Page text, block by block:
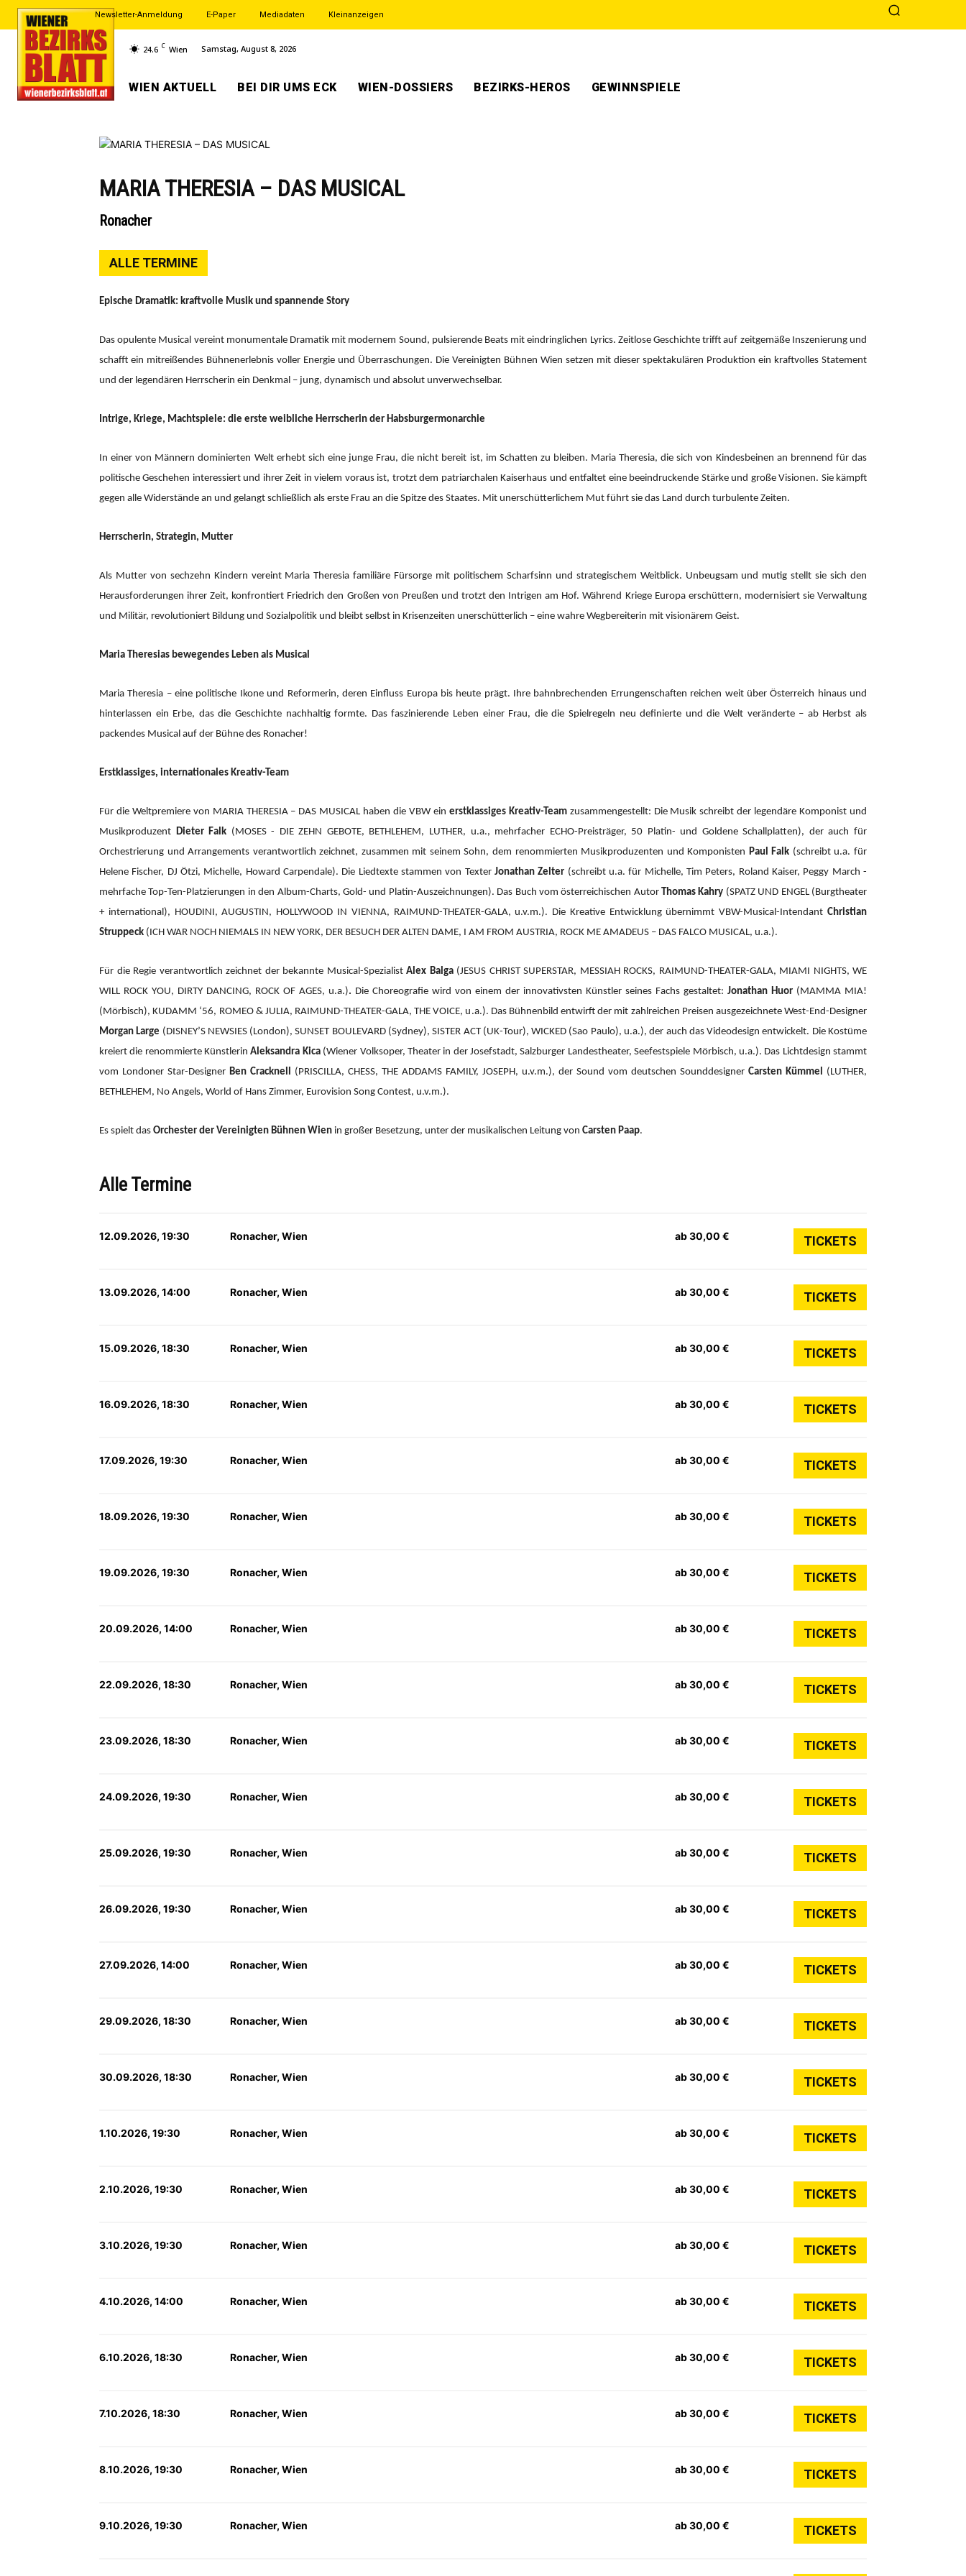
Newsletter-Anmeldung E-Paper Mediadaten Kleinanzeigen
24.6 C Wien Samstag, August 8, 2026
WIEN AKTUELL BEI DIR UMS ECK WIEN-DOSSIERS BEZIRKS-HEROS GEWINNSPIELE
MARIA THERESIA – DAS MUSICAL
Ronacher
ALLE TERMINE
Epische Dramatik: kraftvolle Musik und spannende Story
Das opulente Musical vereint monumentale Dramatik mit modernem Sound, pulsierende Beats mit eindringlichen Lyrics. Zeitlose Geschichte trifft auf zeitgemäße Inszenierung und
schafft ein mitreißendes Bühnenerlebnis voller Energie und Überraschungen. Die Vereinigten Bühnen Wien setzen mit dieser spektakulären Produktion ein kraftvolles Statement
und der legendären Herrscherin ein Denkmal – jung, dynamisch und absolut unverwechselbar.
Intrige, Kriege, Machtspiele: die erste weibliche Herrscherin der Habsburgermonarchie
In einer von Männern dominierten Welt erhebt sich eine junge Frau, die nicht bereit ist, im Schatten zu bleiben. Maria Theresia, die sich von Kindesbeinen an brennend für das
politische Geschehen interessiert und ihrer Zeit in vielem voraus ist, trotzt dem patriarchalen Kaiserhaus und entfaltet eine beeindruckende Stärke und große Visionen. Sie kämpft
gegen alle Widerstände an und gelangt schließlich als erste Frau an die Spitze des Staates. Mit unerschütterlichem Mut führt sie das Land durch turbulente Zeiten.
Herrscherin, Strategin, Mutter
Als Mutter von sechzehn Kindern vereint Maria Theresia familiäre Fürsorge mit politischem Scharfsinn und strategischem Weitblick. Unbeugsam und mutig stellt sie sich den
Herausforderungen ihrer Zeit, konfrontiert Friedrich den Großen von Preußen und trotzt den Intrigen am Hof. Während Kriege Europa erschüttern, modernisiert sie Verwaltung
und Militär, revolutioniert Bildung und Sozialpolitik und bleibt selbst in Krisenzeiten unerschütterlich – eine wahre Wegbereiterin mit visionärem Geist.
Maria Theresias bewegendes Leben als Musical
Maria Theresia – eine politische Ikone und Reformerin, deren Einfluss Europa bis heute prägt. Ihre bahnbrechenden Errungenschaften reichen weit über Österreich hinaus und
hinterlassen ein Erbe, das die Geschichte nachhaltig formte. Das faszinierende Leben einer Frau, die die Spielregeln neu definierte und die Welt veränderte – ab Herbst als
packendes Musical auf der Bühne des Ronacher!
Erstklassiges, internationales Kreativ-Team
Für die Weltpremiere von MARIA THERESIA – DAS MUSICAL haben die VBW ein erstklassiges Kreativ-Teamzusammengestellt: Die Musik schreibt der legendäre Komponist und
Musikproduzent Dieter Falk (MOSES - DIE ZEHN GEBOTE, BETHLEHEM, LUTHER, u.a., mehrfacher ECHO-Preisträger, 50 Platin- und Goldene Schallplatten), der auch für
Orchestrierung und Arrangements verantwortlich zeichnet, zusammen mit seinem Sohn, dem renommierten Musikproduzenten und Komponisten Paul Falk (schreibt u.a. für
Helene Fischer, DJ Ötzi, Michelle, Howard Carpendale). Die Liedtexte stammen von Texter Jonathan Zelter (schreibt u.a. für Michelle, Tim Peters, Roland Kaiser, Peggy March -
mehrfache Top-Ten-Platzierungen in den Album-Charts, Gold- und Platin-Auszeichnungen). Das Buch vom österreichischen Autor Thomas Kahry (SPATZ UND ENGEL (Burgtheater
+ international), HOUDINI, AUGUSTIN, HOLLYWOOD IN VIENNA, RAIMUND-THEATER-GALA, u.v.m.). Die Kreative Entwicklung übernimmt VBW-Musical-IntendantChristian
Struppeck (ICH WAR NOCH NIEMALS IN NEW YORK, DER BESUCH DER ALTEN DAME, I AM FROM AUSTRIA, ROCK ME AMADEUS – DAS FALCO MUSICAL, u.a.).
Für die Regie verantwortlich zeichnet der bekannte Musical-Spezialist Alex Balga(JESUS CHRIST SUPERSTAR, MESSIAH ROCKS, RAIMUND-THEATER-GALA, MIAMI NIGHTS, WE
WILL ROCK YOU, DIRTY DANCING, ROCK OF AGES, u.a.). Die Choreografie wird von einem der innovativsten Künstler seines Fachs gestaltet: Jonathan Huor (MAMMA MIA!
(Mörbisch), KUDAMM ‘56, ROMEO & JULIA, RAIMUND-THEATER-GALA, THE VOICE, u.a.). Das Bühnenbild entwirft der mit zahlreichen Preisen ausgezeichnete West-End-Designer
Morgan Large (DISNEY’S NEWSIES (London), SUNSET BOULEVARD (Sydney), SISTER ACT (UK-Tour), WICKED (Sao Paulo), u.a.), der auch das Videodesign entwickelt. Die Kostüme
kreiert die renommierte KünstlerinAleksandra Kica(Wiener Volksoper, Theater in der Josefstadt, Salzburger Landestheater, Seefestspiele Mörbisch, u.a.). Das Lichtdesign stammt
vom Londoner Star-Designer Ben Cracknell (PRISCILLA, CHESS, THE ADDAMS FAMILY, JOSEPH, u.v.m.), der Sound vom deutschen Sounddesigner Carsten Kümmel (LUTHER,
BETHLEHEM, No Angels, World of Hans Zimmer, Eurovision Song Contest, u.v.m.).
Es spielt das Orchester der Vereinigten Bühnen Wien in großer Besetzung, unter der musikalischen Leitung von Carsten Paap.
Alle Termine
12.09.2026, 19:30 Ronacher, Wien ab 30,00 € TICKETS
13.09.2026, 14:00 Ronacher, Wien ab 30,00 € TICKETS
15.09.2026, 18:30 Ronacher, Wien ab 30,00 € TICKETS
16.09.2026, 18:30 Ronacher, Wien ab 30,00 € TICKETS
17.09.2026, 19:30 Ronacher, Wien ab 30,00 € TICKETS
18.09.2026, 19:30 Ronacher, Wien ab 30,00 € TICKETS
19.09.2026, 19:30 Ronacher, Wien ab 30,00 € TICKETS
20.09.2026, 14:00 Ronacher, Wien ab 30,00 € TICKETS
22.09.2026, 18:30 Ronacher, Wien ab 30,00 € TICKETS
23.09.2026, 18:30 Ronacher, Wien ab 30,00 € TICKETS
24.09.2026, 19:30 Ronacher, Wien ab 30,00 € TICKETS
25.09.2026, 19:30 Ronacher, Wien ab 30,00 € TICKETS
26.09.2026, 19:30 Ronacher, Wien ab 30,00 € TICKETS
27.09.2026, 14:00 Ronacher, Wien ab 30,00 € TICKETS
29.09.2026, 18:30 Ronacher, Wien ab 30,00 € TICKETS
30.09.2026, 18:30 Ronacher, Wien ab 30,00 € TICKETS
1.10.2026, 19:30 Ronacher, Wien ab 30,00 € TICKETS
2.10.2026, 19:30 Ronacher, Wien ab 30,00 € TICKETS
3.10.2026, 19:30 Ronacher, Wien ab 30,00 € TICKETS
4.10.2026, 14:00 Ronacher, Wien ab 30,00 € TICKETS
6.10.2026, 18:30 Ronacher, Wien ab 30,00 € TICKETS
7.10.2026, 18:30 Ronacher, Wien ab 30,00 € TICKETS
8.10.2026, 19:30 Ronacher, Wien ab 30,00 € TICKETS
9.10.2026, 19:30 Ronacher, Wien ab 30,00 € TICKETS